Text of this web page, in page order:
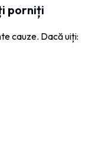
porniți
cauze. Dacă uiți: